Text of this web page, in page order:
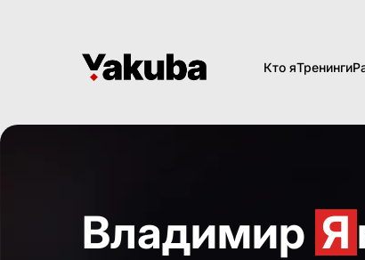
Кто яТренинги
Владимир Я